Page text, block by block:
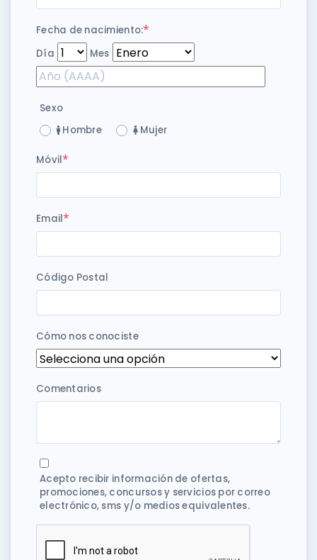
Fecha de nacimiento:*
Día Mes
Sexo
Hombre
Mujer
Móvil*
Email*
Código Postal
Cómo nos conociste
Comentarios
Acepto recibir información de ofertas,
promociones, concursos y servicios por correo
electrónico, sms y/o medios equivalentes.